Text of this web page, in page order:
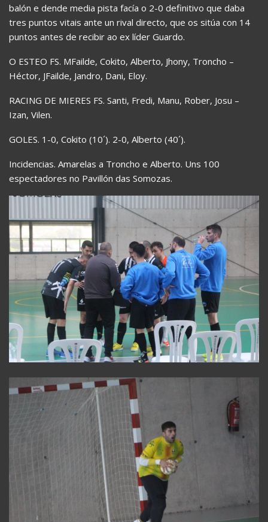
balón e dende media pista facía o 2-0 definitivo que daba
tres puntos vitais ante un rival directo, que os sitúa con 14
puntos antes de recibir ao ex líder Guardo.
O ESTEO FS. MFailde, Cokito, Alberto, Jhony, Troncho –
Héctor, JFailde, Jandro, Dani, Eloy.
RACING DE MIERES FS. Santi, Fredi, Manu, Rober, Josu –
Izan, Vilen.
GOLES. 1-0, Cokito (10´). 2-0, Alberto (40´).
Incidencias. Amarelas a Troncho e Alberto. Uns 100
espectadores no Pavillón das Somozas.